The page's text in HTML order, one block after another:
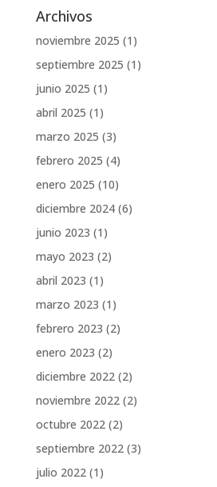
Archivos
noviembre 2025 (1)
septiembre 2025 (1)
junio 2025 (1)
abril 2025 (1)
marzo 2025 (3)
febrero 2025 (4)
enero 2025 (10)
diciembre 2024(6)
junio 2023 (1)
mayo 2023 (2)
abril 2023 (1)
marzo 2023 (1)
febrero 2023 (2)
enero 2023 (2)
diciembre 2022(2)
noviembre 2022(2)
octubre 2022(2)
septiembre 2022(3)
julio 2022(1)